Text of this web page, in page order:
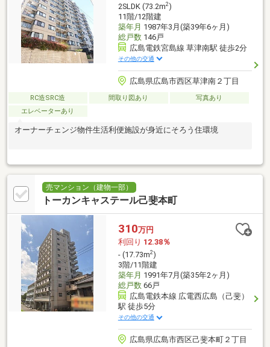
2SLDK (73.2m2)
11階/12階建
築年月 1987年3月(築39年6ヶ月)
総戸数146戸
広島電鉄宮島線 草津南駅 徒歩2分
その他の交通
広島県広島市西区草津南２丁目
RC造SRC造 間取り図あり
写真あり
エレベーターあり
オーナーチェンジ物件生活利便施設が身近にそろう住環境
売マンション（建物一部）
トーカンキャステール己斐本町
310万円
利回り 12.38％
- (17.73m2)
3階/11階建
築年月 1991年7月(築35年2ヶ月)
総戸数66戸
広島電鉄本線 広電西広島（己斐）
駅 徒歩5分
その他の交通
広島県広島市西区己斐本町２丁目